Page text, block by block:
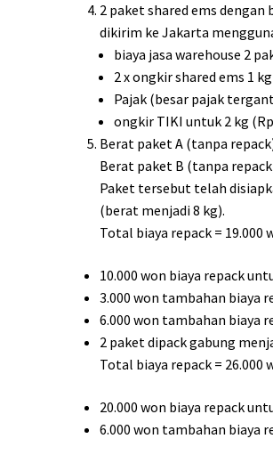
2 paket shared ems
dikirim ke Jakarta
biaya jasa warehouse 2
2 x ongkir shared ems 1
Pajak (besar pajak
ongkir TIKI untuk 2 kg
Berat paket A (tanpa
Berat paket B (tanpa
Paket tersebut telah
(berat menjadi 8 kg).
Total biaya repack = 19.000
10.000 won biaya repack
3.000 won tambahan biaya
6.000 won tambahan biaya
2 paket dipack gabung
Total biaya repack = 26.000
20.000 won biaya repack
6.000 won tambahan biaya